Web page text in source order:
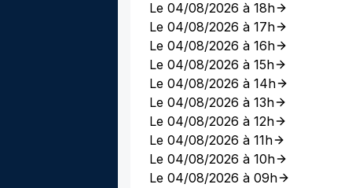
Le 04/08/2026 à 18h
Le 04/08/2026 à 17h
Le 04/08/2026 à 16h
Le 04/08/2026 à 15h
Le 04/08/2026 à 14h
Le 04/08/2026 à 13h
Le 04/08/2026 à 12h
Le 04/08/2026 à 11h
Le 04/08/2026 à 10h
Le 04/08/2026 à 09h